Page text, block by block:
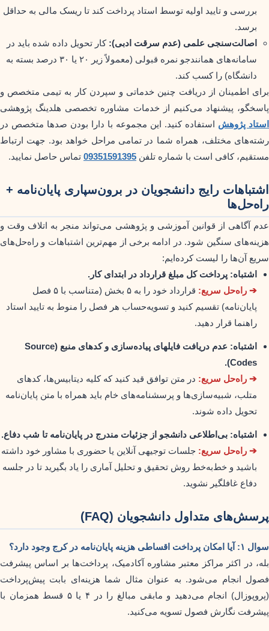
بررسی و تایید اولیه توسط استاد پرداخت کند تا ریسک مالی به حداقل
برسد.
اصالت‌سنجی علمی (عدم سرقت ادبی): کار تحویل داده شده باید در
سامانه‌های همانندجو نمره قبولی (معمولاً زیر ۲۰ یا ۳۰ درصد بسته به
دانشگاه) را کسب کند.
برای اطمینان از دریافت چنین خدماتی و سپردن کار به تیمی متخصص و
پاسخگو، پیشنهاد می‌کنیم از خدمات مشاوره تخصصی هلدینگ پژوهشی
استاد پژوهش استفاده کنید. این مجموعه با دارا بودن صدها متخصص در
رشته‌های مختلف، همراه شما در تمامی مراحل خواهد بود. جهت ارتباط
مستقیم، کافی است با شماره تلفن 09351591395 تماس حاصل نمایید.
اشتباهات رایج دانشجویان در برون‌سپاری پایان‌نامه +
راه‌حل‌ها
عدم آگاهی از قوانین آموزشی و پژوهشی می‌تواند منجر به اتلاف وقت و
هزینه‌های سنگین شود. در ادامه برخی از مهم‌ترین اشتباهات و راه‌حل‌های
سریع آن‌ها را لیست کرده‌ایم:
اشتباه: پرداخت کل مبلغ قرارداد در ابتدای کار.
➔ راه‌حل سریع:
قرارداد خود را به ۵ بخش (متناسب با ۵ فصل
پایان‌نامه) تقسیم کنید و تسویه‌حساب هر فصل را منوط به تایید استاد
راهنما قرار دهید.
اشتباه: عدم دریافت فایلهای پیاده‌سازی و کدهای منبع (Source
Codes).
➔ راه‌حل سریع: در متن توافق قید کنید که کلیه دیتابیس‌ها، کدهای
متلب، شبیه‌سازی‌ها و پرسشنامه‌های خام باید همراه با متن پایان‌نامه
تحویل داده شوند.
اشتباه: بی‌اطلاعی دانشجو از جزئیات مندرج در پایان‌نامه تا شب دفاع.
➔ راه‌حل سریع: جلسات توجیهی آنلاین یا حضوری با مشاور خود داشته
باشید و خط‌به‌خط روش تحقیق و تحلیل آماری را یاد بگیرید تا در جلسه
دفاع غافلگیر نشوید.
پرسش‌های متداول دانشجویان (FAQ)
سوال ۱: آیا امکان پرداخت اقساطی هزینه پایان‌نامه در کرج وجود دارد؟
بله، در اکثر مراکز معتبر مشاوره آکادمیک، پرداخت‌ها بر اساس پیشرفت
فصول انجام می‌شود. به عنوان مثال شما هزینه‌ای بابت پیش‌پرداخت
(پروپوزال) انجام می‌دهید و مابقی مبالغ را در ۴ یا ۵ قسط همزمان با
پیشرفت نگارش فصول تسویه می‌کنید.